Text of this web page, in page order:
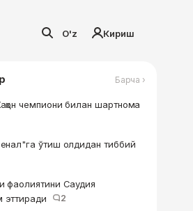
O'z Кириш
Барча ›
чемпиони билан шартнома
ўтиш олдидан тиббий
фаолиятини Саудия
эттиради
2